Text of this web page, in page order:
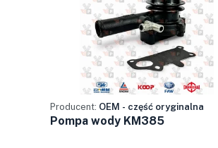
Producent: OEM - część oryginalna
Pompa wody KM385